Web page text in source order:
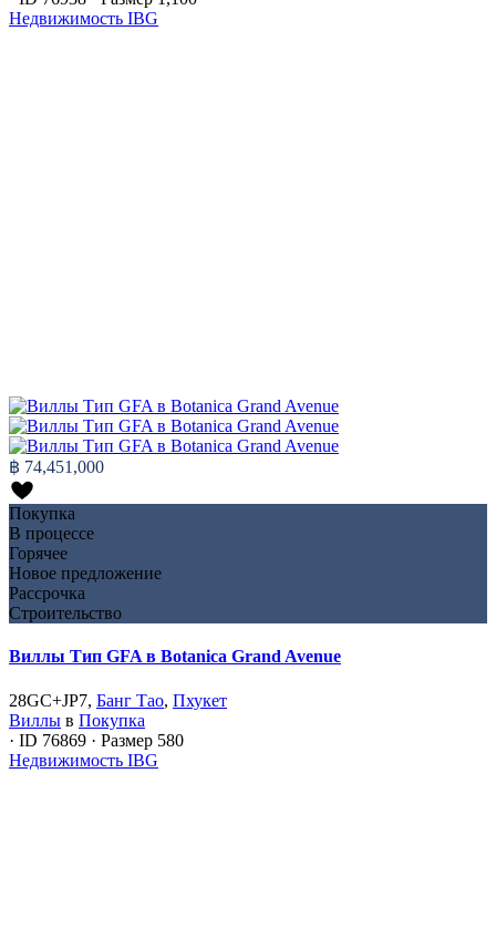
Недвижимость IBG
฿ 74,451,000
Покупка
В процессе
Горячее
Новое предложение
Рассрочка
Строительство
Виллы Тип GFA в Botanica Grand Avenue
28GC+JP7, Банг Тао, Пхукет
Виллы в Покупка
· ID 76869 · Размер 580
Недвижимость IBG